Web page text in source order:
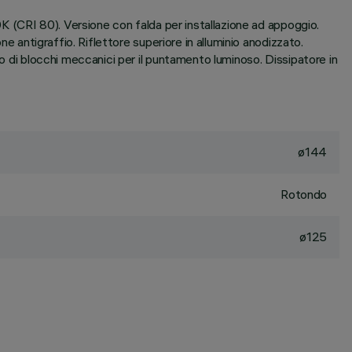
80). Versione con falda per installazione ad appoggio.
antigraffio. Riflettore superiore in alluminio anodizzato.
blocchi meccanici per il puntamento luminoso. Dissipatore in
ø144
Rotondo
ø125